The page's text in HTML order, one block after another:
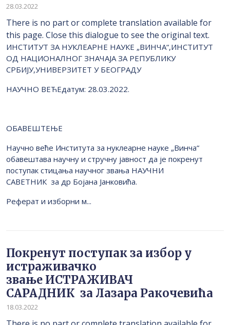
28.03.2022
There is no part or complete translation available for
this page. Close this dialogue to see the original text.
ИНСТИТУТ ЗА НУКЛЕАРНЕ НАУКЕ „ВИНЧА“,ИНСТИТУТ
ОД НАЦИОНАЛНОГ ЗНАЧАЈА ЗА РЕПУБЛИКУ
СРБИЈУ,УНИВЕРЗИТЕТ У БЕОГРАДУ
НАУЧНО ВЕЋЕдатум: 28.03.2022.
OБАВЕШТЕЊЕ
Научно веће Института за нуклеарне науке „Винча“
обавештава научну и стручну јавност да је покренут
поступак стицања научног звања НАУЧНИ
САВЕТНИК за др Бојана Јанковићa.
Реферат и изборни м...
Покренут поступак за избор у
истраживачко
звање ИСТРАЖИВАЧ
САРАДНИК за Лазара Ракочевића
18.03.2022